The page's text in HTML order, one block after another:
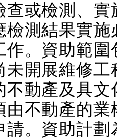
查或檢測、實
檢測結果實施
作。資助範圍
未開展維修工
不動產及具文
由不動產的業
請。資助計劃